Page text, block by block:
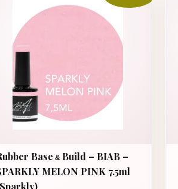
Base & Build – BIAB –
MELON PINK 7.5ml